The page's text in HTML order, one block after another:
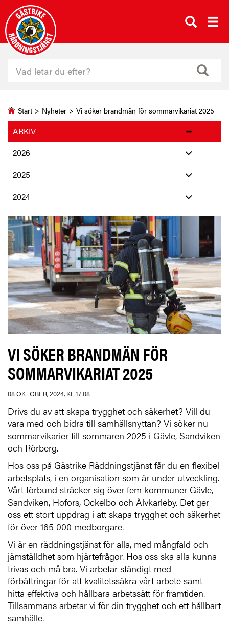
Start > Nyheter > Vi söker brandmän för sommarvikariat 2025
ARKIV
2026
2025
2024
VI SÖKER BRANDMÄN FÖR
SOMMARVIKARIAT 2025
08 OKTOBER, 2024, KL 17:08
Drivs du av att skapa trygghet och säkerhet? Vill du
vara med och bidra till samhällsnyttan? Vi söker nu
sommarvikarier till sommaren 2025 i Gävle, Sandviken
och Rörberg.
Hos oss på Gästrike Räddningstjänst får du en flexibel
arbetsplats, i en organisation som är under utveckling.
Vårt förbund sträcker sig över fem kommuner Gävle,
Sandviken, Hofors, Ockelbo och Älvkarleby. Det ger
oss ett stort uppdrag i att skapa trygghet och säkerhet
för över 165 000 medborgare.
Vi är en räddningstjänst för alla, med mångfald och
jämställdhet som hjärtefrågor. Hos oss ska alla kunna
trivas och må bra. Vi arbetar ständigt med
förbättringar för att kvalitetssäkra vårt arbete samt
hitta effektiva och hållbara arbetssätt för framtiden.
Tillsammans arbetar vi för din trygghet och ett hållbart
samhälle.